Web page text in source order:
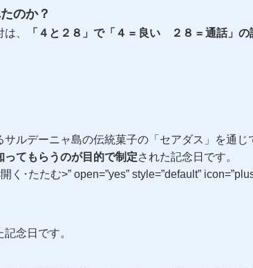
のか？
、
「４と２８」で「４ = 良い ２８ = 通話」の
ルデーニャ島の伝統菓子の「セアダス」を通じ
てもらうのが目的で制定された記念日です。
･たたむ>” open=”yes” style=”default”
記念日です。